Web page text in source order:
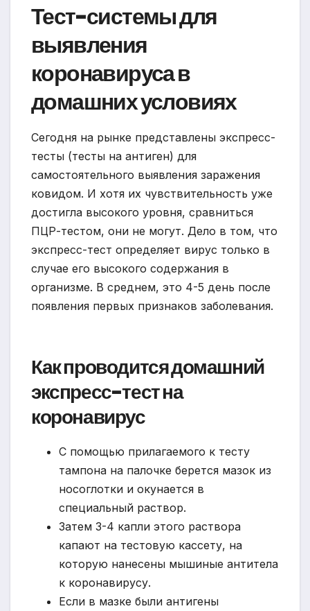
Тест-системы для
выявления
коронавируса в
домашних условиях
Сегодня на рынке представлены экспресс-
тесты (тесты на антиген) для
самостоятельного выявления заражения
ковидом. И хотя их чувствительность уже
достигла высокого уровня, сравниться
ПЦР-тестом, они не могут. Дело в том, что
экспресс-тест определяет вирус только в
случае его высокого содержания в
организме. В среднем, это 4-5 день после
появления первых признаков заболевания.
Как проводится домашний
экспресс-тест на
коронавирус
С помощью прилагаемого к тесту
тампона на палочке берется мазок из
носоглотки и окунается в
специальный раствор.
Затем 3-4 капли этого раствора
капают на тестовую кассету, на
которую нанесены мышиные антитела
к коронавирусу.
Если в мазке были антигены